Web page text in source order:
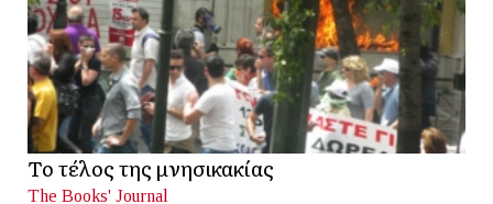
Το τέλος της μνησικακίας
The Books' Journal